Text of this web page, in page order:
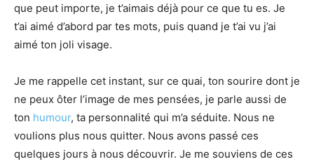
que peut importe, je t’aimais déjà pour ce que tu es. Je
t’ai aimé d’abord par tes mots, puis quand je t’ai vu j’ai
aimé ton joli visage.
Je me rappelle cet instant, sur ce quai, ton sourire dont je
ne peux ôter l’image de mes pensées, je parle aussi de
ton humour, ta personnalité qui m’a séduite. Nous ne
voulions plus nous quitter. Nous avons passé ces
quelques jours à nous découvrir. Je me souviens de ces